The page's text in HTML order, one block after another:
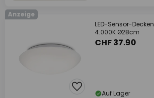
Anzeige
LED-Sensor-
4.000K Ø28cm
CHF 37.90
Auf Lager